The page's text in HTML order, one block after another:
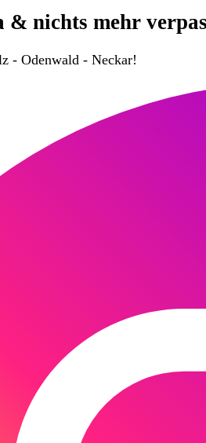
& nichts mehr
- Odenwald - Neckar!